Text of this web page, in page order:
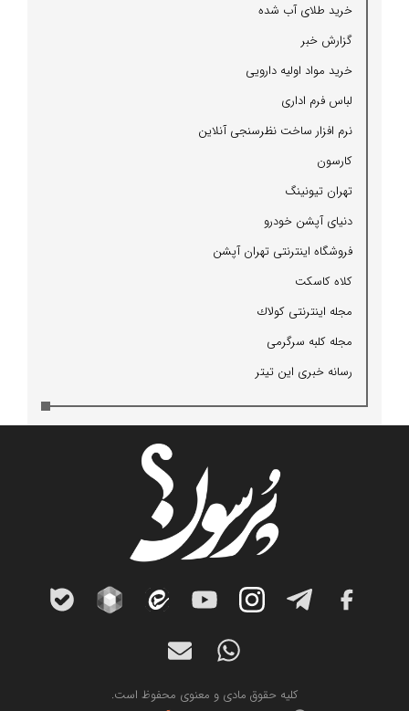
خرید طلای آب شده
گزارش خبر
خرید مواد اولیه دارویی
لباس فرم اداری
نرم افزار ساخت نظرسنجی آنلاین
كارسون
تهران تیونینگ
دنیای آپشن خودرو
فروشگاه اینترنتی تهران آپشن
كلاه كاسكت
مجله اینترنتی كولاك
مجله كلبه سرگرمی
رسانه خبری این تیتر
کلیه حقوق مادی و معنوی محفوظ است.